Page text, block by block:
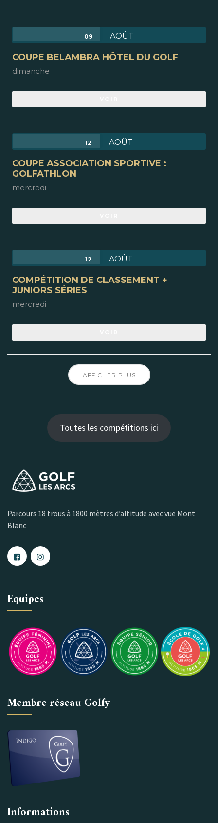
09 AOÛT
COUPE BELAMBRA HÔTEL DU GOLF
dimanche
12 AOÛT
COUPE ASSOCIATION SPORTIVE :
GOLFATHLON
mercredi
12 AOÛT
COMPÉTITION DE CLASSEMENT +
JUNIORS SÉRIES
mercredi
AFFICHER PLUS
Toutes les compétitions ici
Parcours 18 trous à 1800 mètres d’altitude avec vue Mont
Blanc
Equipes
Membre réseau Golfy
Informations